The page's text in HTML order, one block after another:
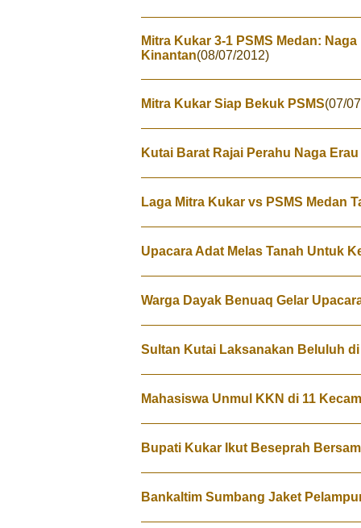
Mitra Kukar 3-1 PSMS Medan:
Kinantan(08/07/2012)
Mitra Kukar Siap Bekuk PSMS(07/
Kutai Barat Rajai Perahu Naga Erau
Laga Mitra Kukar vs PSMS Medan
Upacara Adat Melas Tanah Untuk
Warga Dayak Benuaq Gelar
Sultan Kutai Laksanakan Beluluh
Mahasiswa Unmul KKN di 11
Bupati Kukar Ikut Beseprah
Bankaltim Sumbang Jaket